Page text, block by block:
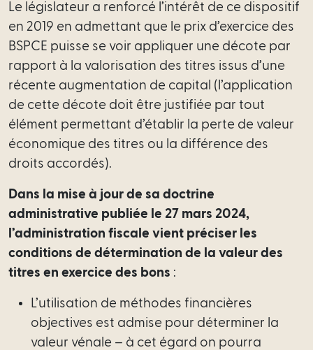
Up
Up
Médiateur
Nous
rejoindre
Le législateur a renforcé l’intérêt de ce dispositif
en 2019 en admettant que le prix d’exercice des
BSPCE puisse se voir appliquer une décote par
rapport à la valorisation des titres issus d’une
récente augmentation de capital (l’application
de cette décote doit être justifiée par tout
élément permettant d’établir la perte de valeur
économique des titres ou la différence des
droits accordés).
Dans la mise à jour de sa doctrine
administrative publiée le 27 mars 2024,
l’administration fiscale vient préciser les
conditions de détermination de la valeur des
titres en exercice des bons :
L’utilisation de méthodes financières
objectives est admise pour déterminer la
valeur vénale – à cet égard on pourra